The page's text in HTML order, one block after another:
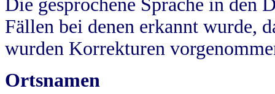
Die gesprochene Sprache in
Fällen bei denen erkannt wurde,
wurden Korrekturen
Ortsnamen